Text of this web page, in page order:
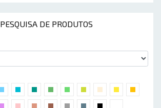
PESQUISA DE PRODUTOS